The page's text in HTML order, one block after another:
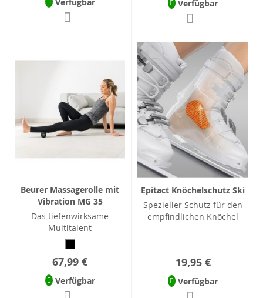
Verfügbar
Beurer Massagerolle mit
Vibration MG 35
Das tiefenwirksame
Multitalent
67,99 €
Verfügbar
Epitact Knöchelschutz Ski
Spezieller Schutz für den
empfindlichen Knöchel
19,95 €
Verfügbar